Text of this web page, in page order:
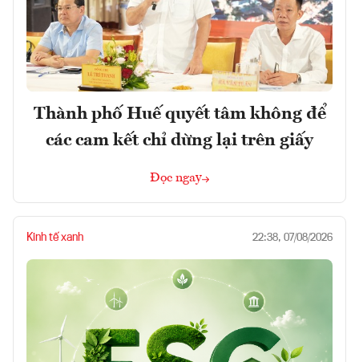
Thành phố Huế quyết tâm không để
các cam kết chỉ dừng lại trên giấy
Đọc ngay
Kinh tế xanh 22:38, 07/08/2026